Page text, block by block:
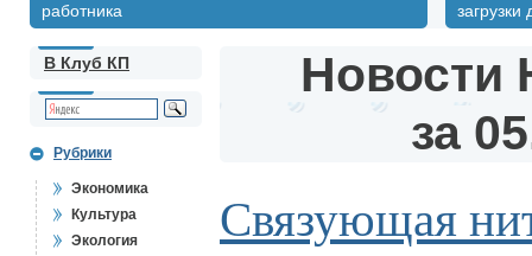
работника
В Клуб КП
Рубрики
Экономика
Культура
Экология
Новости
за
Связующая